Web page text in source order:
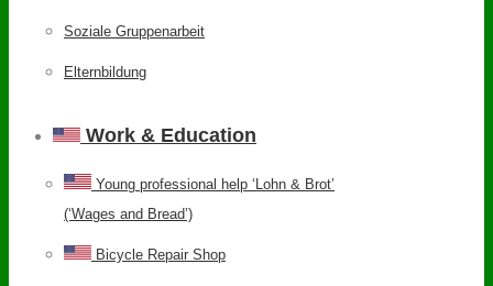
Soziale Gruppenarbeit
Elternbildung
Work & Education
Young professional help ‘Lohn & Brot’
(‘Wages and Bread’)
Bicycle Repair Shop